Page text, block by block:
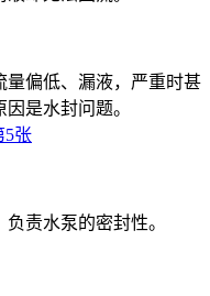
量偏低、漏液，严重时甚
是水封问题。
责水泵的密封性。